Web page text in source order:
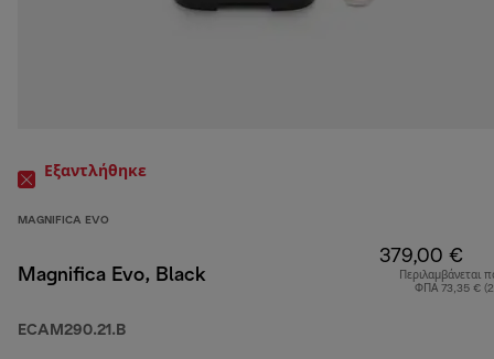
Εξαντλήθηκε
MAGNIFICA EVO
Magnifica Evo, Black
ECAM290.21.B
379,00 €
Περιλαμβάνεται
ΦΠΑ 73,35 €